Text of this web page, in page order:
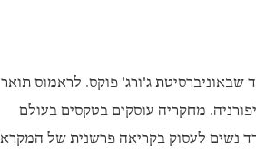
שבאוניברסיטת ג'ורג' פוקס. לראמוס תואר
מחקריה עוסקים בטקסים בעולם